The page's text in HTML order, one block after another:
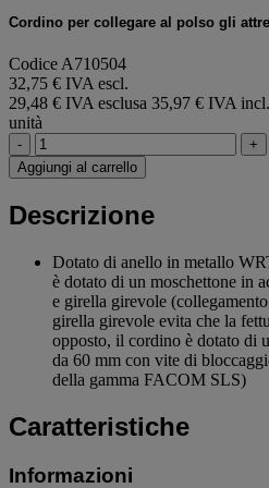
Cordino per collegare al polso gli
Codice A710504
32,75 € IVA escl.
29,48 € IVA esclusa 35,97 € IVA incl.
unità
-
+
Aggiungi al carrello
Descrizione
Dotato di anello in metallo
è dotato di un moschettone in
e girella girevole
girella girevole evita che la
opposto, il cordino è dotato di
da 60 mm con vite di
della gamma FACOM SLS)
Caratteristiche
Informazioni